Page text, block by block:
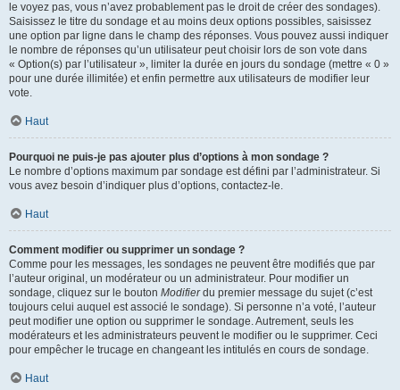
le voyez pas, vous n’avez probablement pas le droit de créer des sondages).
Saisissez le titre du sondage et au moins deux options possibles, saisissez
une option par ligne dans le champ des réponses. Vous pouvez aussi indiquer
le nombre de réponses qu’un utilisateur peut choisir lors de son vote dans
« Option(s) par l’utilisateur », limiter la durée en jours du sondage (mettre « 0 »
pour une durée illimitée) et enfin permettre aux utilisateurs de modifier leur
vote.
Haut
Pourquoi ne puis-je pas ajouter plus d’options à mon sondage ?
Le nombre d’options maximum par sondage est défini par l’administrateur. Si
vous avez besoin d’indiquer plus d’options, contactez-le.
Haut
Comment modifier ou supprimer un sondage ?
Comme pour les messages, les sondages ne peuvent être modifiés que par
l’auteur original, un modérateur ou un administrateur. Pour modifier un
sondage, cliquez sur le bouton Modifierdu premier message du sujet (c’est
toujours celui auquel est associé le sondage). Si personne n’a voté, l’auteur
peut modifier une option ou supprimer le sondage. Autrement, seuls les
modérateurs et les administrateurs peuvent le modifier ou le supprimer. Ceci
pour empêcher le trucage en changeant les intitulés en cours de sondage.
Haut